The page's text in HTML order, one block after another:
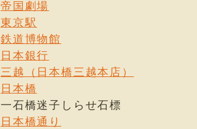
帝国劇場
東京駅
鉄道博物館
日本銀行
三越（日本橋三越本店）
日本橋
一石橋迷子しらせ石標
日本橋通り